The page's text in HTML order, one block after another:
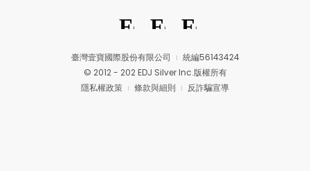
臺灣壹寶國際股份有限公司
統編56143424
© 2012 - 202 EDJ Silver Inc.版權所有
隱私權政策
條款與細則 反詐騙宣導